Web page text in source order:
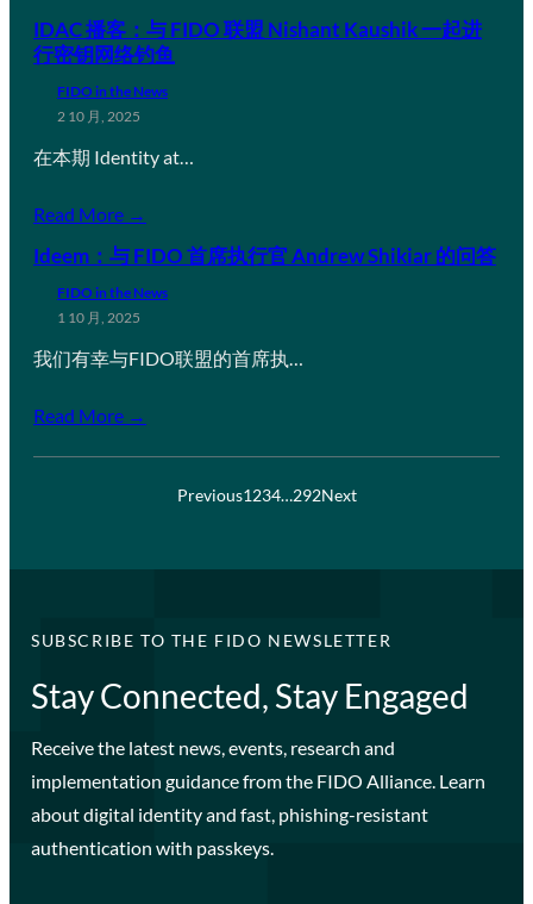
IDAC 播客：与 FIDO 联盟 Nishant Kaushik 一起进
行密钥网络钓鱼
FIDO in the News
2 10 月, 2025
在本期 Identity at…
Read More →
Ideem：与 FIDO 首席执行官 Andrew Shikiar 的问答
FIDO in the News
1 10 月, 2025
我们有幸与FIDO联盟的首席执…
Read More →
Previous1234…292Next
SUBSCRIBE TO THE FIDO NEWSLETTER
Stay Connected, Stay Engaged
Receive the latest news, events, research and
implementation guidance from the FIDO Alliance. Learn
about digital identity and fast, phishing-resistant
authentication with passkeys.